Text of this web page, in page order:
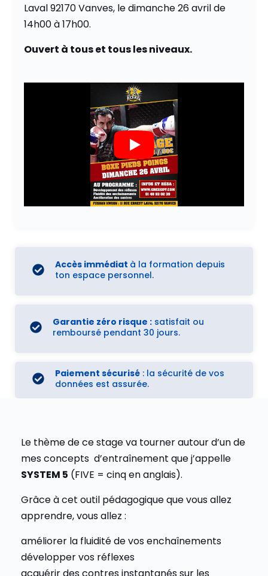
Laval 92170 Vanves, le dimanche 26 avril de
14h00 à 17h00.
Ouvert à tous et tous les niveaux.
Accès immédiat à la formation depuis
ton espace personnel.
Garantie zéro risque : satisfait ou
remboursé pendant 30 jours.
Paiement sécurisé: la sécurité de vos
données est assurée.
Le thème de ce stage va tourner autour d’un de
mes concepts d’entraînement que j’appelle
SYSTEM 5 (FIVE = cinq en anglais).
Grâce à cet outil pédagogique que vous allez
apprendre, vous allez :
améliorer la fluidité de vos enchaînements
développer vos réflexes